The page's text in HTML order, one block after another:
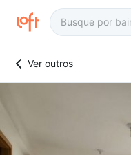
Ver outros